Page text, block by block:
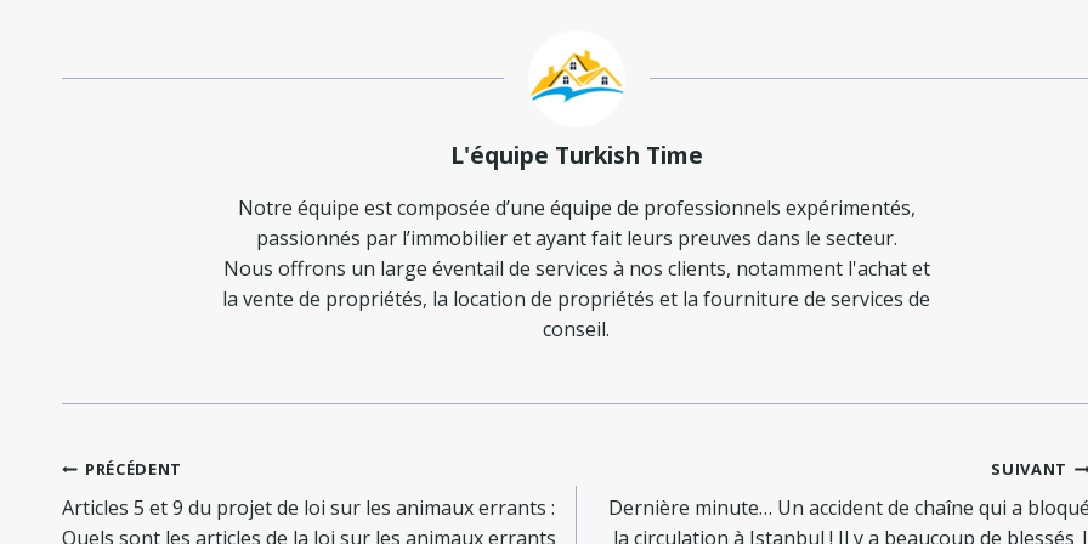
L'équipe Turkish Time
Notre équipe est composée d’une équipe de professionnels expérimentés,
passionnés par l’immobilier et ayant fait leurs preuves dans le secteur.
Nous offrons un large éventail de services à nos clients, notamment l'achat et
la vente de propriétés, la location de propriétés et la fourniture de services de
conseil.
Navigation
de
l’article
PRÉCÉDENT
Articles 5 et 9 du projet de loi sur les animaux errants :
Quels sont les articles de la loi sur les animaux errants
SUIVANT
Dernière minute… Un accident de chaîne qui a
la circulation à Istanbul ! Il y a beaucoup de blessés